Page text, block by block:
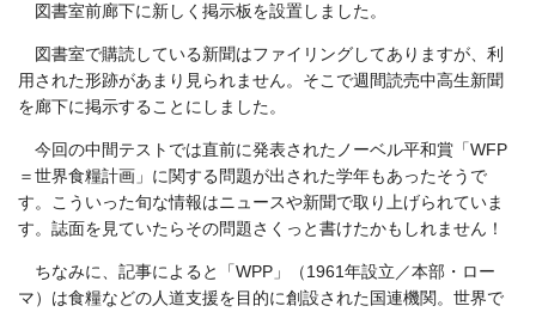
図書室前廊下に新しく掲示板を設置しました。
図書室で購読している新聞はファイリングしてありますが、利
用された形跡があまり見られません。そこで週間読売中高生新聞
を廊下に掲示することにしました。
今回の中間テストでは直前に発表されたノーベル平和賞「WFP
＝世界食糧計画」に関する問題が出された学年もあったそうで
す。こういった旬な情報はニュースや新聞で取り上げられていま
す。誌面を見ていたらその問題さくっと書けたかもしれません！
ちなみに、記事によると「WPP」（1961年設立／本部・ロー
マ）は食糧などの人道支援を目的に創設された国連機関。世界で